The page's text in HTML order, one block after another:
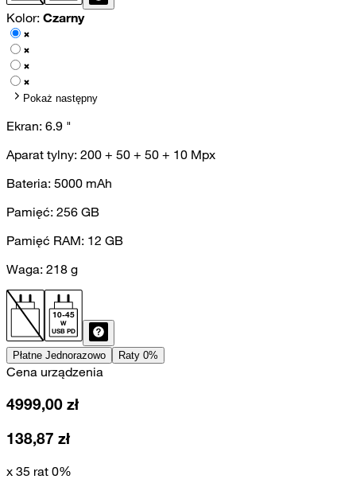
Kolor: Czarny
Pokaż następny
Ekran: 6.9 "
Aparat tylny: 200 + 50 + 50 + 10 Mpx
Bateria: 5000 mAh
Pamięć: 256 GB
Pamięć RAM: 12 GB
Waga: 218 g
10-45
W
USB PD
Płatne Jednorazowo Raty 0%
Cena urządzenia
4999,00 zł
138,87 zł
x 35 rat 0%